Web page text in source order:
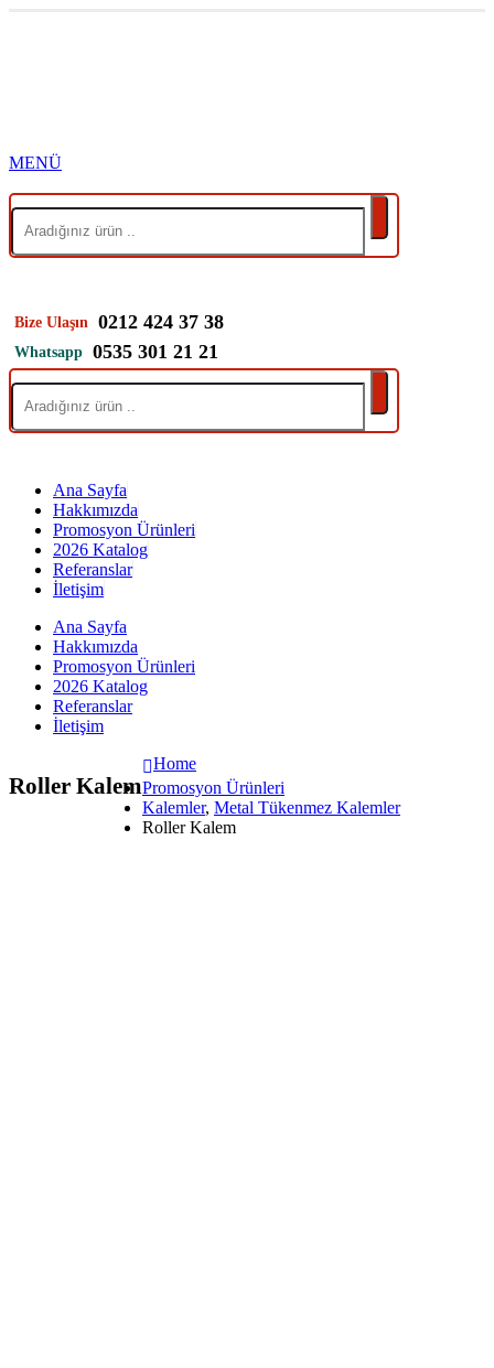
Bize Ulaşın 0212 424 37 38
Whatsapp 0535 301 21 21
Ana Sayfa
Hakkımızda
Promosyon Ürünleri
2026 Katalog
Referanslar
İletişim
Ana Sayfa
Hakkımızda
Promosyon Ürünleri
2026 Katalog
Referanslar
İletişim
Roller Kalem
Home
Promosyon Ürünleri
Kalemler, Metal Tükenmez Kalemler
Roller Kalem